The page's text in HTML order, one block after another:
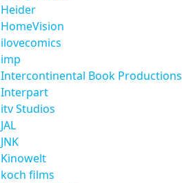
Heider
HomeVision
ilovecomics
imp
Intercontinental Book Productions
Interpart
itv Studios
JAL
JNK
Kinowelt
koch films